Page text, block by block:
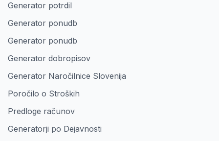
Generator potrdil
Generator ponudb
Generator ponudb
Generator dobropisov
Generator Naročilnice Slovenija
Poročilo o Stroških
Predloge računov
Generatorji po Dejavnosti